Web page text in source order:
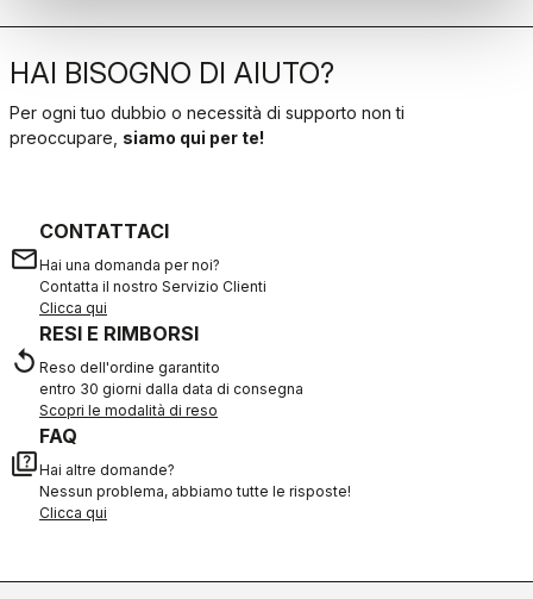
HAI BISOGNO DI AIUTO?
Per ogni tuo dubbio o necessità di supporto non ti
preoccupare, siamo qui per te!
email
CONTATTACI
Hai una domanda per noi?
Contatta il nostro Servizio Clienti
Clicca qui
replay
RESI E RIMBORSI
Reso dell'ordine garantito
entro 30 giorni dalla data di consegna
Scopri le modalità di reso
quiz
FAQ
Hai altre domande?
Nessun problema, abbiamo tutte le risposte!
Clicca qui